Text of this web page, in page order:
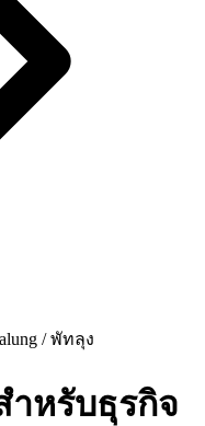
/พัทลุง
ำหรับธุรกิจ